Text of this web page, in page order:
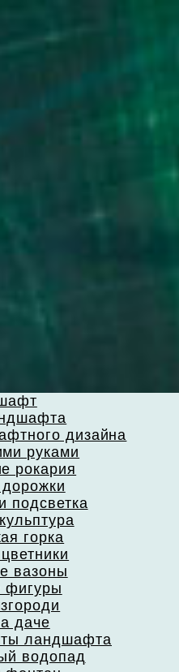
дизайна
руками
рокария
подсветка
горка
вазоны
фигуры
даче
ландшафта
водопад